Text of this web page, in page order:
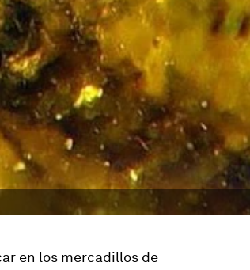
en los mercadillos de